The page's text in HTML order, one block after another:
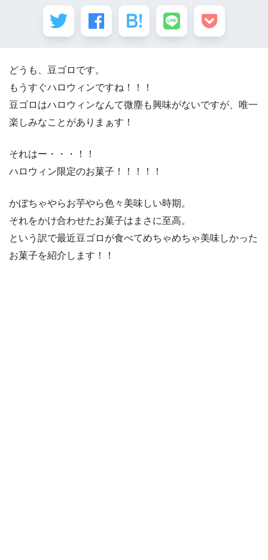
どうも、豆ゴロです。
もうすぐハロウィンですね！！！
豆ゴロはハロウィンなんて微塵も興味がないですが、唯一
楽しみなことがありまぁす！
それはー・・・！！
ハロウィン限定のお菓子！！！！！
かぼちゃやらお芋やら色々美味しい時期。
それをかけ合わせたお菓子はまさに至高。
という訳で最近豆ゴロが食べてめちゃめちゃ美味しかった
お菓子を紹介します！！